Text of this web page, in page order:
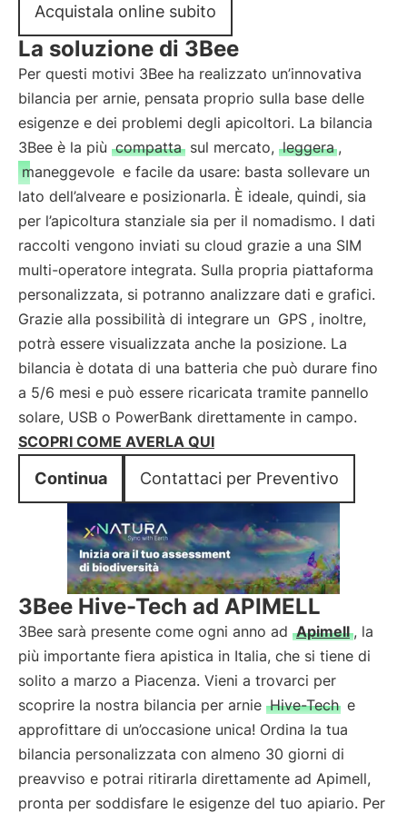
Acquistala online subito
La soluzione di 3Bee
Per questi motivi 3Bee ha realizzato un’innovativa
bilancia per arnie, pensata proprio sulla base delle
esigenze e dei problemi degli apicoltori. La bilancia
3Bee è la più compatta sul mercato, leggera ,
maneggevole e facile da usare: basta sollevare un
lato dell’alveare e posizionarla. È ideale, quindi, sia
per l’apicoltura stanziale sia per il nomadismo. I dati
raccolti vengono inviati su cloud grazie a una SIM
multi-operatore integrata. Sulla propria piattaforma
personalizzata, si potranno analizzare dati e grafici.
Grazie alla possibilità di integrare un GPS , inoltre,
potrà essere visualizzata anche la posizione. La
bilancia è dotata di una batteria che può durare fino
a 5/6 mesi e può essere ricaricata tramite pannello
solare, USB o PowerBank direttamente in campo.
SCOPRI COME AVERLA QUI
Continua Contattaci per Preventivo
3Bee Hive-Tech ad APIMELL
3Bee sarà presente come ogni anno ad Apimell , la
più importante fiera apistica in Italia, che si tiene di
solito a marzo a Piacenza. Vieni a trovarci per
scoprire la nostra bilancia per arnie Hive-Tech e
approfittare di un’occasione unica! Ordina la tua
bilancia personalizzata con almeno 30 giorni di
preavviso e potrai ritirarla direttamente ad Apimell,
pronta per soddisfare le esigenze del tuo apiario. Per